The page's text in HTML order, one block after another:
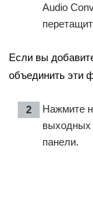
Audio
Если вы
объединить эти
Нажмите
выходных
панели.